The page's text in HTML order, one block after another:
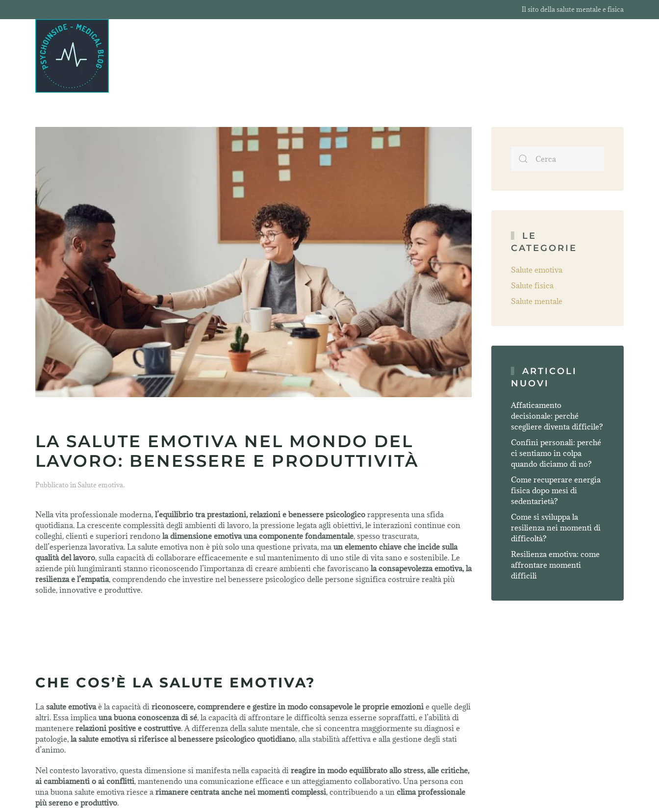
Passa al contenuto principale
Il sito della salute mentale e fisica
LA SALUTE EMOTIVA NEL MONDO DEL
LAVORO: BENESSERE E PRODUTTIVITÀ
Pubblicato in Salute emotiva.
Nella vita professionale moderna, l’equilibrio tra prestazioni, relazioni e benessere psicologico rappresenta una sfida
quotidiana. La crescente complessità degli ambienti di lavoro, la pressione legata agli obiettivi, le interazioni continue con
colleghi, clienti e superiori rendono la dimensione emotiva una componente fondamentale, spesso trascurata,
dell’esperienza lavorativa. La salute emotiva non è più solo una questione privata, ma un elemento chiave che incide sulla
qualità del lavoro, sulla capacità di collaborare efficacemente e sul mantenimento di uno stile di vita sano e sostenibile. Le
aziende più lungimiranti stanno riconoscendo l’importanza di creare ambienti che favoriscano la consapevolezza emotiva, la
resilienza e l’empatia, comprendendo che investire nel benessere psicologico delle persone significa costruire realtà più
solide, innovative e produttive.
CHE COS’È LA SALUTE EMOTIVA?
La salute emotivaè la capacità di riconoscere, comprendere e gestire in modo consapevole le proprie emozioni e quelle degli
altri. Essa implica una buona conoscenza di sé, la capacità di affrontare le difficoltà senza esserne sopraffatti, e l’abilità di
mantenere relazioni positive e costruttive. A differenza della salute mentale, che si concentra maggiormente su diagnosi e
patologie, la salute emotiva si riferisce al benessere psicologico quotidiano, alla stabilità affettiva e alla gestione degli stati
d’animo.
Nel contesto lavorativo, questa dimensione si manifesta nella capacità di reagire in modo equilibrato allo stress, alle critiche,
ai cambiamenti o ai conflitti, mantenendo una comunicazione efficace e un atteggiamento collaborativo. Una persona con
una buona salute emotiva riesce a rimanere centrata anche nei momenti complessi, contribuendo a un clima professionale
più sereno e produttivo.
LE
CATEGORIE
Salute emotiva
Salute fisica
Salute mentale
ARTICOLI
NUOVI
Affaticamento
decisionale: perché
scegliere diventa difficile?
Confini personali: perché
ci sentiamo in colpa
quando diciamo di no?
Come recuperare energia
fisica dopo mesi di
sedentarietà?
Come si sviluppa la
resilienza nei momenti di
difficoltà?
Resilienza emotiva: come
affrontare momenti
difficili